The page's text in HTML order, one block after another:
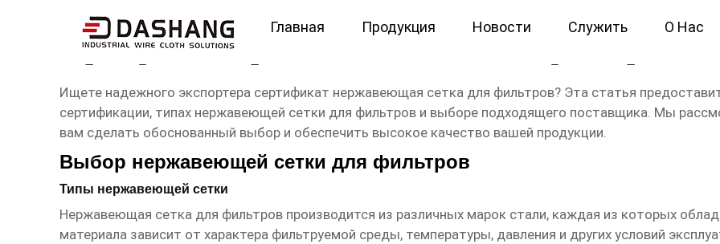
Главная Продукция Новости Служить О Нас
сертификат нержавеющая сетка для фильтров
Ищете надежного экспортера сертификат нержавеющая сетка для фильтров? Эта статья
сертификации, типах нержавеющей сетки для фильтров и выборе подходящего поставщика. Мы
вам сделать обоснованный выбор и обеспечить высокое качество вашей продукции.
Выбор нержавеющей сетки для фильтров
Типы нержавеющей сетки
Нержавеющая сетка для фильтров производится из различных марок стали, каждая из которых
материала зависит от характера фильтруемой среды, температуры, давления и других условий